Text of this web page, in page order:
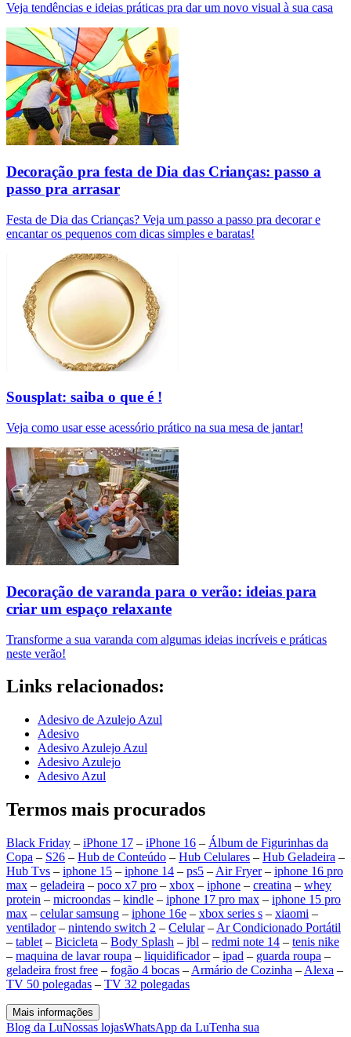
Veja tendências e ideias práticas pra dar um novo visual à sua casa
Decoração pra festa de Dia das Crianças: passo a
passo pra arrasar
Festa de Dia das Crianças? Veja um passo a passo pra decorar e
encantar os pequenos com dicas simples e baratas!
Sousplat: saiba o que é !
Veja como usar esse acessório prático na sua mesa de jantar!
Decoração de varanda para o verão: ideias para
criar um espaço relaxante
Transforme a sua varanda com algumas ideias incríveis e práticas
neste verão!
Links relacionados:
Adesivo de Azulejo Azul
Adesivo
Adesivo Azulejo Azul
Adesivo Azulejo
Adesivo Azul
Termos mais procurados
Black Friday – iPhone 17 – iPhone 16 – Álbum de Figurinhas da
Copa – S26 – Hub de Conteúdo – Hub Celulares – Hub Geladeira –
Hub Tvs – iphone 15 – iphone 14 – ps5 – Air Fryer– iphone 16 pro
max – geladeira – poco x7 pro – xbox – iphone – creatina – whey
protein – microondas – kindle – iphone 17 pro max – iphone 15 pro
max – celular samsung – iphone 16e – xbox series s – xiaomi –
ventilador– nintendo switch 2 – Celular– Ar Condicionado Portátil
– tablet – Bicicleta – Body Splash – jbl – redmi note 14 – tenis nike
– maquina de lavar roupa – liquidificador– ipad – guarda roupa –
geladeira frost free – fogão 4 bocas – Armário de Cozinha – Alexa –
TV 50 polegadas – TV 32 polegadas
Mais informações
Blog da LuNossas lojasWhatsApp da LuTenha sua